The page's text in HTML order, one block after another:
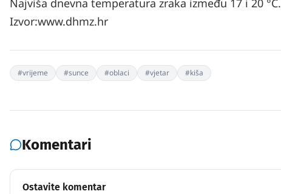
Najviša dnevna temperatura zraka između 17 i 20 °C.
Izvor:www.dhmz.hr
#vrijeme #sunce #oblaci #vjetar #kiša
Komentari
Ostavite komentar